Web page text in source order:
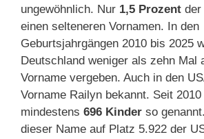
ungewöhnlich. Nur 1,5 Prozent der
einen selteneren Vornamen. In den
Geburtsjahrgängen 2010 bis 2025
Deutschland weniger als zehn Mal
Vorname vergeben. Auch in den
Vorname Railyn bekannt. Seit
mindestens 696 Kinder so
dieser Name auf Platz 5.922 der